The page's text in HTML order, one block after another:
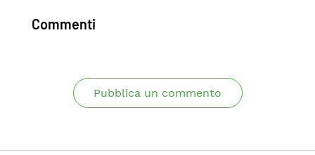
Commenti
Pubblica un commento